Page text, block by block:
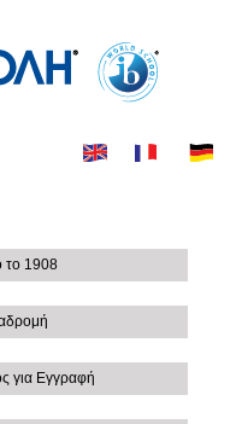
το 1908
για Εγγραφή